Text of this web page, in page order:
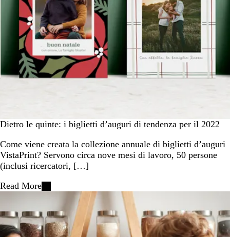
Dietro le quinte: i biglietti d’auguri di tendenza per il 2022
Come viene creata la collezione annuale di biglietti d’auguri
VistaPrint? Servono circa nove mesi di lavoro, 50 persone
(inclusi ricercatori, […]
Read More